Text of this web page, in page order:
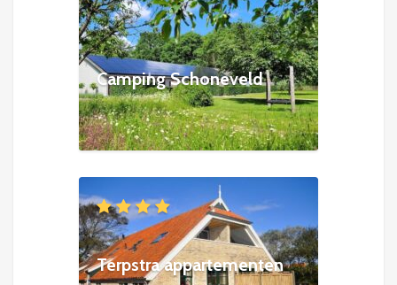
Camping Schoneveld
Terpstra appartementen